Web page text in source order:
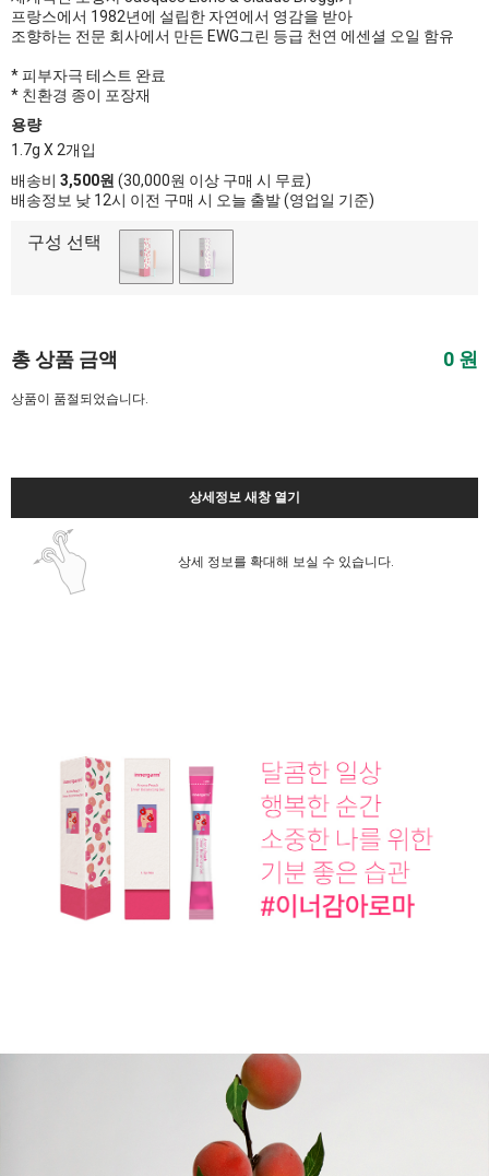
프랑스에서 1982년에 설립한 자연에서 영감을 받아
조향하는 전문 회사에서 만든 EWG그린 등급 천연 에센셜 오일 함유
* 피부자극 테스트 완료
* 친환경 종이 포장재
용량
1.7g X 2개입
배송비 3,500원 (30,000원 이상 구매 시 무료)
배송정보 낮 12시 이전 구매 시 오늘 출발 (영업일 기준)
구성 선택
총 상품 금액 0 원
상품이 품절되었습니다.
상세정보 새창 열기
상세 정보를 확대해 보실 수 있습니다.